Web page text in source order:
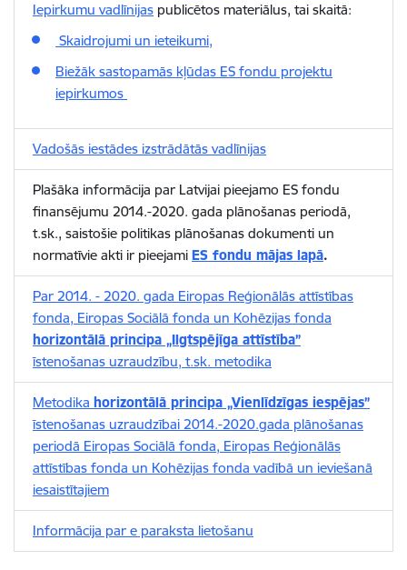
Iepirkumu vadlīnijas publicētos materiālus, tai skaitā:
Skaidrojumi un ieteikumi,
Biežāk sastopamās kļūdas ES fondu projektu
iepirkumos
Vadošās iestādes izstrādātās vadlīnijas
Plašāka informācija par Latvijai pieejamo ES fondu
finansējumu 2014.-2020. gada plānošanas periodā,
t.sk., saistošie politikas plānošanas dokumenti un
normatīvie akti ir pieejami ES fondu mājas lapā.
Par 2014. - 2020. gada Eiropas Reģionālās attīstības
fonda, Eiropas Sociālā fonda un Kohēzijas fonda
horizontālā principa „Ilgtspējīga attīstība”
īstenošanas uzraudzību, t.sk. metodika
Metodika horizontālā principa „Vienlīdzīgas iespējas”
īstenošanas uzraudzībai 2014.-2020.gada plānošanas
periodā Eiropas Sociālā fonda, Eiropas Reģionālās
attīstības fonda un Kohēzijas fonda vadībā un ieviešanā
iesaistītajiem
Informācija par e paraksta lietošanu